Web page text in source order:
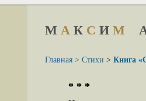
М А К С И М
Главная > Стихи > Книга
* * *